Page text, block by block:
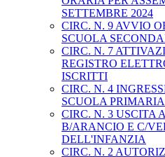
SETTEMBRE 2024
CIRC. N. 9 AVVIO
SCUOLA
CIRC. N. 7
REGISTRO
ISCRITTI
CIRC. N. 4
SCUOLA PRIMARIA
CIRC. N. 3 USCITA
B/ARANCIO E C/
DELL'INFANZIA
CIRC. N. 2